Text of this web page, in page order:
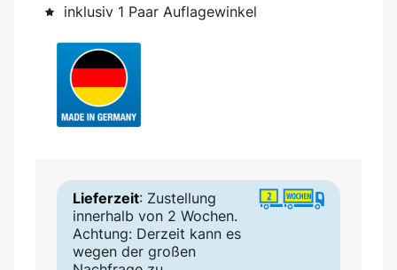
inklusiv 1 Paar Auflagewinkel
Lieferzeit: Zustellung
innerhalb von 2 Wochen.
Achtung: Derzeit kann es
wegen der großen